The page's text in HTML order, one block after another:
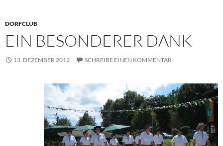
DORFCLUB
EIN BESONDERER DANK
13. DEZEMBER 2012 SCHREIBE EINEN KOMMENTAR